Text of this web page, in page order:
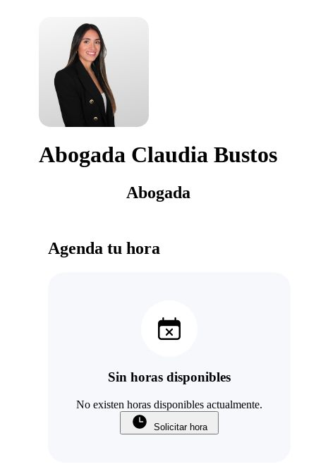
Abogada Claudia Bustos
Abogada
Agenda tu hora
Sin horas disponibles
No existen horas disponibles actualmente.
Solicitar hora